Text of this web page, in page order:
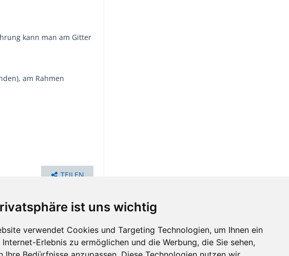
ist uns wichtig
verwendet Cookies und Targeting Technologien, um Ihnen ein
Internet-Erlebnis zu ermöglichen und die Werbung, die Sie sehen,
kann man am Gitter
am Rahmen
TEILEN